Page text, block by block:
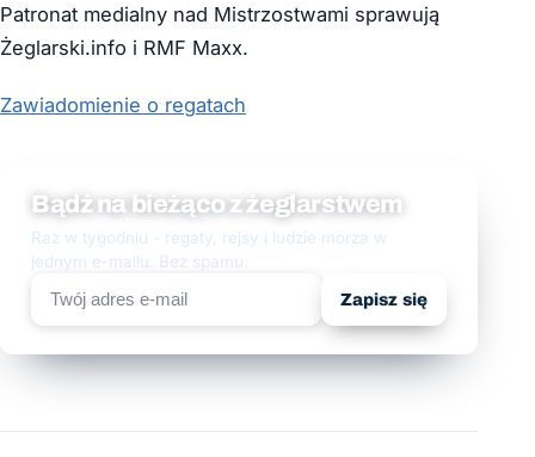
Patronat medialny nad Mistrzostwami sprawują
Żeglarski.info i RMF Maxx.
Zawiadomienie o regatach
Bądź na bieżąco z żeglarstwem
Raz w tygodniu - regaty, rejsy i ludzie morza w
jednym e-mailu. Bez spamu.
Zapisz się